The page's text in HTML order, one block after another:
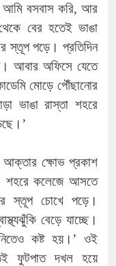
আমি বসবাস করি, আর
বের হতেই ভাঙা
স্তূপ পড়ে। প্রতিদিন
আবার অফিসে যেতে
মোড়ে পৌঁছানোর
ভাঙা রাস্তা শহরে
আক্তার ক্ষোভ প্রকাশ
শহরে কলেজে আসতে
স্তূপ চোখে পড়ে।
বেড়ে যাচ্ছে।
নিতেও কষ্ট হয়।’ ওই
ফুটপাত দখল হয়ে